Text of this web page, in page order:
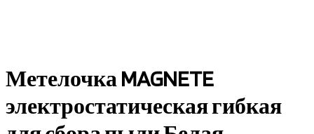
Метелочка MAGNETE
электростатическая гибкая